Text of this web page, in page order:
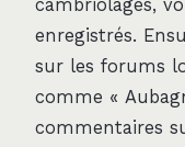
cambriolages,
enregistrés.
sur les forums
comme «
commentaires